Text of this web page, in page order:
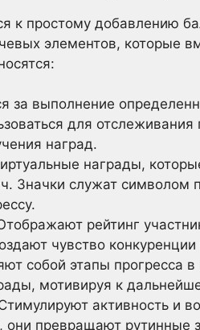
к простому добавлению
элементов, которые
за выполнение
для отслеживания
наград.
награды,
Значки служат символом
рейтинг
чувство
собой этапы прогресса
мотивируя к
активность и
они превращают рутинные